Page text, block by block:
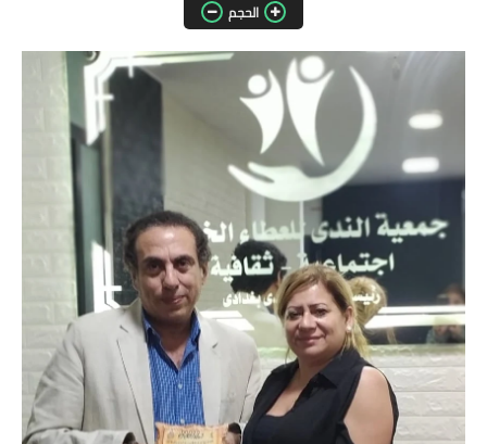
مقالات واراء
الجيزة
الاسكندرية
الدقهلية
سوهاج
أسيوط
الحجم